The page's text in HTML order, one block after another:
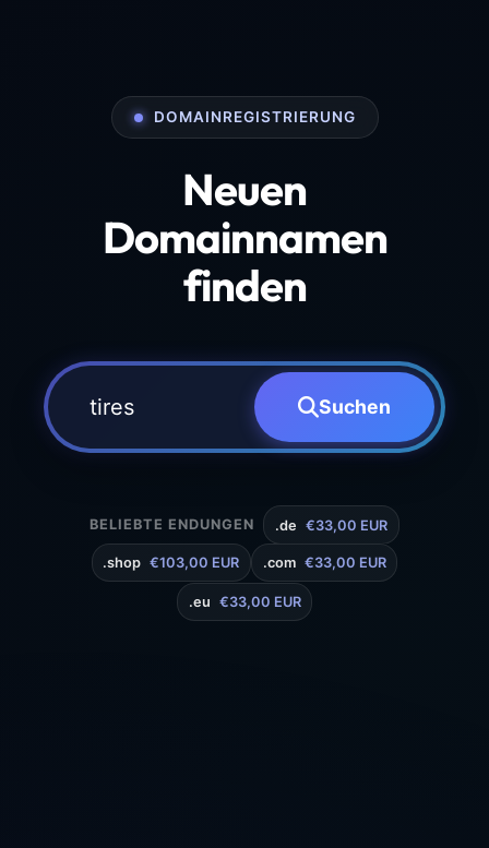
DOMAINREGISTRIERUNG
Neuen
Domainnamen
finden
Suchen
BELIEBTE ENDUNGEN .de €33,00 EUR
.shop €103,00 EUR .com €33,00 EUR
.eu €33,00 EUR